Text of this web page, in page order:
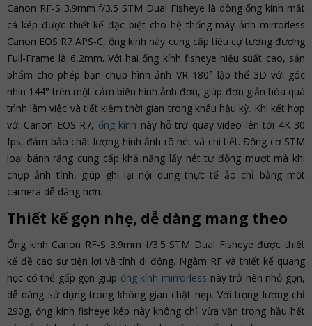
Canon RF-S 3.9mm f/3.5 STM Dual Fisheye là dòng ống kính mắt
cá kép được thiết kế đặc biệt cho hệ thống máy ảnh mirrorless
Canon EOS R7 APS-C, ống kính này cung cấp tiêu cự tương đương
Full-Frame là 6,2mm. Với hai ống kính fisheye hiệu suất cao, sản
phẩm cho phép bạn chụp hình ảnh VR 180° lập thể 3D với góc
nhìn 144° trên một cảm biến hình ảnh đơn, giúp đơn giản hóa quá
trình làm việc và tiết kiệm thời gian trong khâu hậu kỳ. Khi kết hợp
với Canon EOS R7, ống kính này hỗ trợ quay video lên tới 4K 30
fps, đảm bảo chất lượng hình ảnh rõ nét và chi tiết. Động cơ STM
loại bánh răng cung cấp khả năng lấy nét tự động mượt mà khi
chụp ảnh tĩnh, giúp ghi lại nội dung thực tế ảo chỉ bằng một
camera dễ dàng hơn.
Thiết kế gọn nhẹ, dễ dàng mang theo
Ống kính Canon RF-S 3.9mm f/3.5 STM Dual Fisheye được thiết
kế đề cao sự tiện lợi và tính di động. Ngàm RF và thiết kế quang
học có thể gấp gọn giúp ống kính mirrorless này trở nên nhỏ gọn,
dễ dàng sử dụng trong không gian chật hẹp. Với trọng lượng chỉ
290g, ống kính fisheye kép này không chỉ vừa vặn trong hầu hết